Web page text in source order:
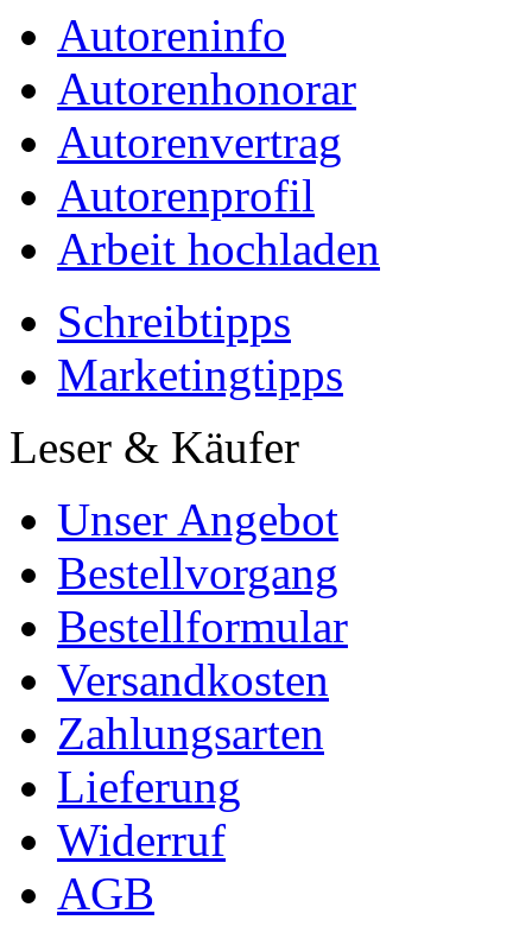
Autoreninfo
Autorenhonorar
Autorenvertrag
Autorenprofil
Arbeit hochladen
Schreibtipps
Marketingtipps
Leser & Käufer
Unser Angebot
Bestellvorgang
Bestellformular
Versandkosten
Zahlungsarten
Lieferung
Widerruf
AGB